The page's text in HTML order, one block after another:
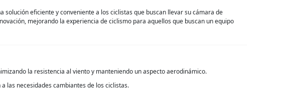
eficiente y conveniente a los ciclistas que buscan llevar su cámara de
mejorando la experiencia de ciclismo para aquellos que buscan un equipo
la resistencia al viento y manteniendo un aspecto aerodinámico.
las necesidades cambiantes de los ciclistas.